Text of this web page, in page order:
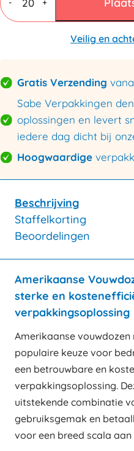
-
mm
+
Veilig en
Gratis Verzending
Sabe Verpakkingen
oplossingen en levert
iedere dag dicht bij
Hoogwaardige
Beschrijving
Staffelkorting
Beoordelingen
Amerikaanse
sterke en
verpakkingsoplossing
Amerikaanse
populaire keuze voor
een betrouwbare en
verpakkingsoplossing.
uitstekende combinatie
gebruiksgemak en
voor een breed scala